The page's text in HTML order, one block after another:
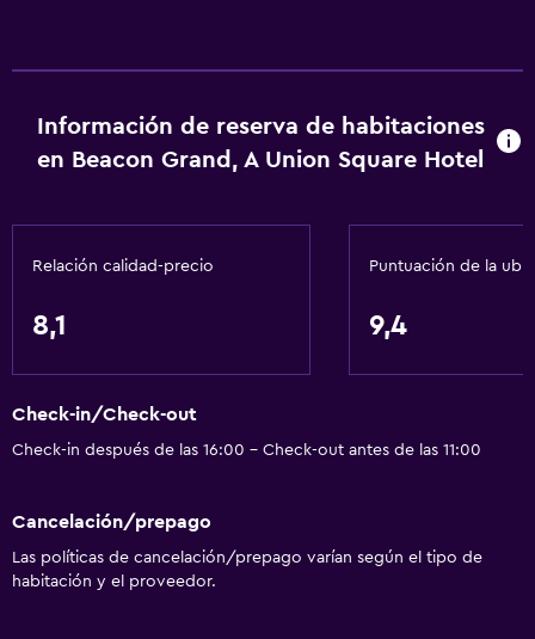
Gel de ducha
Aire acondicionado
Servicios y facilidades
Caja fuerte
Botella de agua
Información de reserva de habitaciones
en Beacon Grand, A Union Square Hotel
Relación calidad-precio
8,1
Puntuación de la
9,4
Check-in/Check-out
Check-in después de las 16:00 - Check-out antes de las 11:00
Cancelación/prepago
Las políticas de cancelación/prepago varían según el tipo de
habitación y el proveedor.